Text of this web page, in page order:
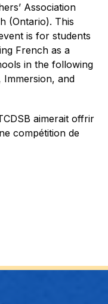
Association
(Ontario). This
is for students
French as a
in the following
Immersion, and
aimerait offrir
compétition de